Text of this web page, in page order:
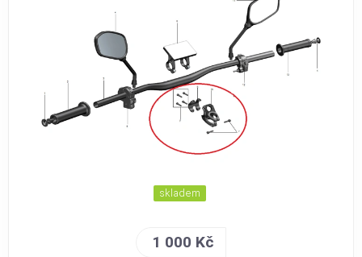
skladem
1 000 Kč